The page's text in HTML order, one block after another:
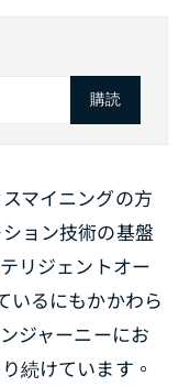
購読
マイニングの方
ョン技術の基盤
リジェントオー
いるにもかかわら
ジャーニーにお
続けています。